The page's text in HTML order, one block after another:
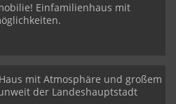
Einfamilienhaus mit
mit Atmosphäre und großem
der Landeshauptstadt